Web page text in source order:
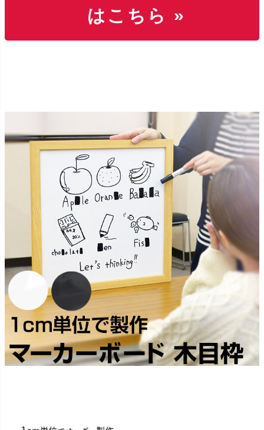
はこちら »